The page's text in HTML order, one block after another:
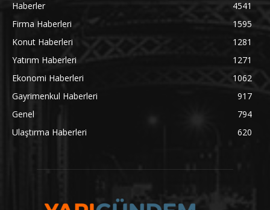
Haberler
4541
Firma Haberleri
1595
Konut Haberleri
1281
Yatırım Haberleri
1271
Ekonomi Haberleri
1062
Gayrimenkul Haberleri
917
Genel
794
Ulaştırma Haberleri
620